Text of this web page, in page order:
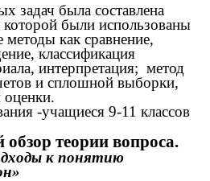
задач была составлена
которой были использованы
методы как сравнение,
классификация
интерпретация; метод
и сплошной выборки,
-учащиеся 9-11 классов
теории вопроса.
к понятию